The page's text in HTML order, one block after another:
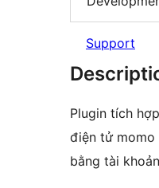
Support
Plugin tích
điện tử momo
bằng tài